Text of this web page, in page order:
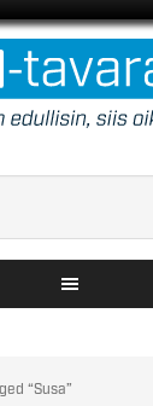
“Susa”